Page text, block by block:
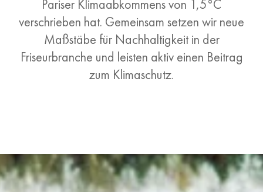
Pariser Klimaabkommens von 1,5°C
verschrieben hat. Gemeinsam setzen wir neue
Maßstäbe für Nachhaltigkeit in der
Friseurbranche und leisten aktiv einen Beitrag
zum Klimaschutz.